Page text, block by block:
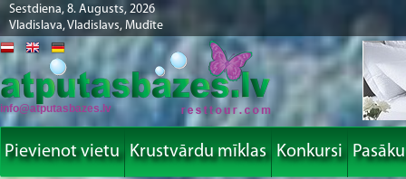
Sestdiena, 8. Augusts, 2026
Vladislava, Vladislavs, Mudīte
info@atputasbazes.lv
Pievienot vietu Krustvārdu mīklas Konkursi